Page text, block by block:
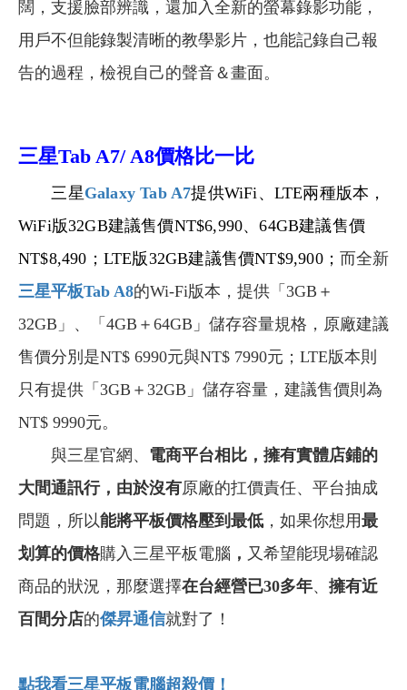
闊，支援臉部辨識，還加入全新的螢幕錄影功能，
用戶不但能錄製清晰的教學影片，也能記錄自己報
告的過程，檢視自己的聲音＆畫面。
三星Tab A7/ A8價格比一比
三星Galaxy Tab A7提供WiFi、LTE兩種版本，
WiFi版32GB建議售價NT$6,990、64GB建議售價
NT$8,490；LTE版32GB建議售價NT$9,900；而全新
三星平板Tab A8的Wi-Fi版本，提供「3GB＋
32GB」、「4GB＋64GB」儲存容量規格，原廠建議
售價分別是NT$ 6990元與NT$ 7990元；LTE版本則
只有提供「3GB＋32GB」儲存容量，建議售價則為
NT$ 9990元。
與三星官網、 電商平台相比，擁有實體店鋪的
大間通訊行，由於沒有原廠的扛價責任、平台抽成
問題，所以能將平板價格壓到最低 ，如果你想用最
划算的價格購入三星平板電腦 ， 又希望能現場確認
商品的狀況，那麼選擇在台經營已30多年、 擁有近
百間分店的傑昇通信就對了！
點我看三星平板電腦超殺價！